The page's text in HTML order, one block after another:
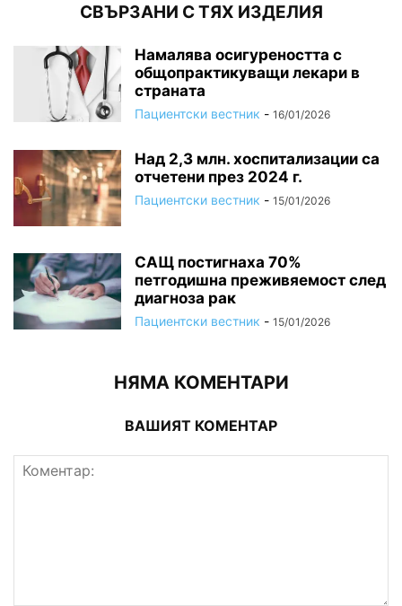
СВЪРЗАНИ С ТЯХ ИЗДЕЛИЯ
Намалява осигуреността с
общопрактикуващи лекари в
страната
Пациентски вестник - 16/01/2026
Над 2,3 млн. хоспитализации са
отчетени през 2024 г.
Пациентски вестник - 15/01/2026
САЩ постигнаха 70%
петгодишна преживяемост след
диагноза рак
Пациентски вестник - 15/01/2026
НЯМА КОМЕНТАРИ
ВАШИЯТ КОМЕНТАР